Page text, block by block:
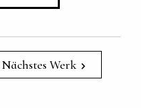
Nächstes Werk